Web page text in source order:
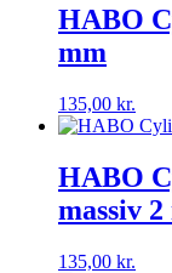
HABO
mm
135,00 kr.
HABO
massiv 2
135,00 kr.